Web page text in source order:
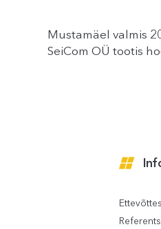
Mustamäel valmis
SeiCom OÜ tootis